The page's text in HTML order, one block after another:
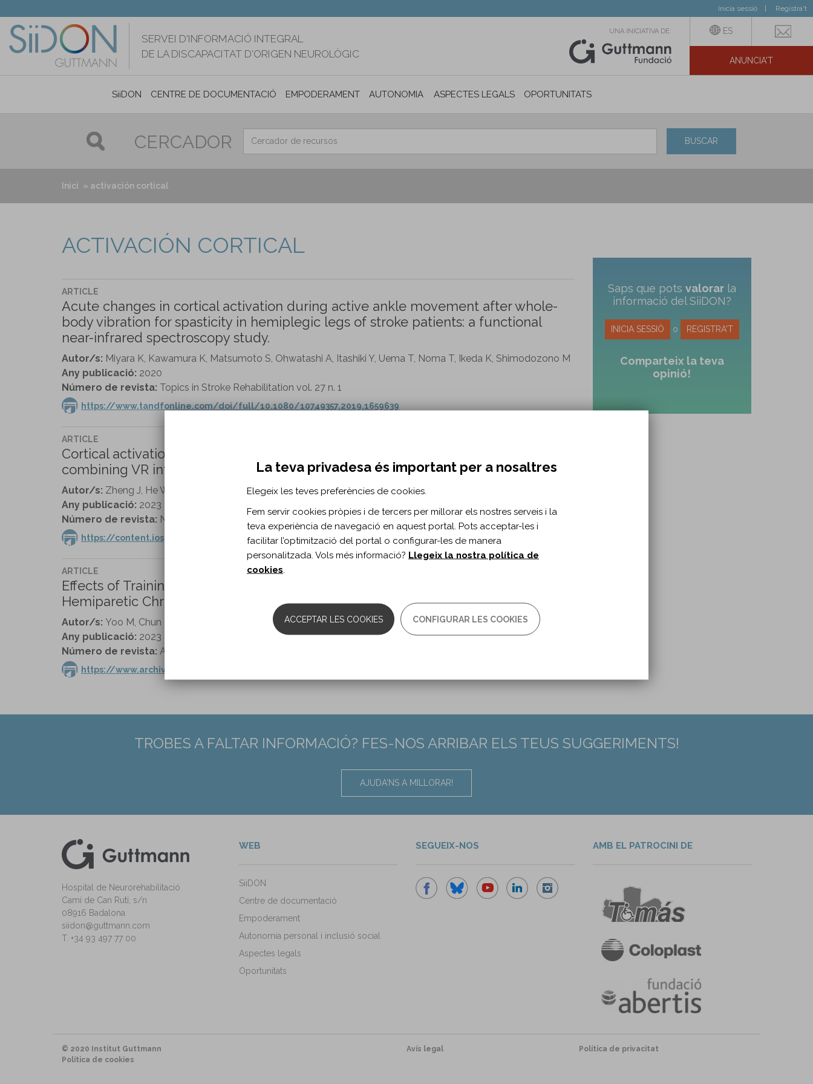
contingut
Inicia sessió Registra't
SERVEI D'INFORMACIÓ INTEGRAL
DE LA DISCAPACITAT D'ORIGEN NEUROLÒGIC
UNA INICIATIVA DE: ES
ANUNCIA'T
SiiDON CENTRE DE DOCUMENTACIÓ EMPODERAMENT AUTONOMIA PERSONAL I INCLUSIÓ SOCIAL
ASPECTES LEGALS OPORTUNITATS
CERCADOR BUSCAR
Inici activación cortical
ACTIVACIÓN CORTICAL
ARTICLE
Acute changes in cortical activation during active ankle movement after whole-
body vibration for spasticity in hemiplegic legs of stroke patients: a functional
near-infrared spectroscopy study.
Autor/s: Miyara K, Kawamura K, Matsumoto S, Ohwatashi A, Itashiki Y, Uema T, Noma T, Ikeda K, Shimodozono M
Any publicació: 2020
Número de revista: Topics in Stroke Rehabilitation vol. 27 n. 1
https://www.tandfonline.com/doi/full/10.1080/10749357.2019.1659639
ARTICLE
Cortical activation in robot-assisted dynamic and static resistance training
combining VR interaction: An fNIRS based pilot study.
Autor/s: Zheng J, He W, Ma Q, Cai W, Li S, Yu H.
Any publicació: 2023
Número de revista: NeuroRehabilitation vol. 52 n. 3
https://content.iospress.com/articles/neurorehabilitation/nre220292
ARTICLE
Effects of Training with a Powered Exoskeleton on Cortical Activity Modulation in
Hemiparetic Chronic Stroke Patients: A Randomized Controlled Pilot Trial.
Autor/s: Yoo M, Chun MH, Hong GR, Lee C, Lee JK, Lee A.
Any publicació: 2023
Número de revista: Archives of Physical Medicine and Rehabilitation. vol. 104 n. 10
https://www.archives-pmr.org/article/S0003-9993(23)00344-1/fulltext
Saps que pots valorarla
informació del SiiDON?
INICIA SESSIÓ o REGISTRA'T
Comparteix la teva
opinió!
TROBES A FALTAR INFORMACIÓ? FES-NOS ARRIBAR ELS TEUS SUGGERIMENTS!
AJUDA'NS A MILLORAR!
Hospital de Neurorehabilitació
Camí de Can Ruti, s/n
08916 Badalona
siidon@guttmann.com
T. +34 93 497 77 00
WEB
SiiDON
Centre de documentació
Empoderament
Autonomia personal i inclusió social
Aspectes legals
Oportunitats
SEGUEIX-NOS AMB EL PATROCINI DE
© 2020 Institut Guttmann Avís legal
Política de privacitat
Política de cookies
La teva privadesa és important per a nosaltres
Elegeix les teves preferències de cookies.
Fem servir cookies pròpies i de tercers per millorar els nostres serveis i la
teva experiència de navegació en aquest portal. Pots acceptar-les i
facilitar l’optimització del portal o configurar-les de manera
personalitzada. Vols més informació? Llegeix la nostra política de
cookies
ACCEPTAR LES COOKIES CONFIGURAR LES COOKIES